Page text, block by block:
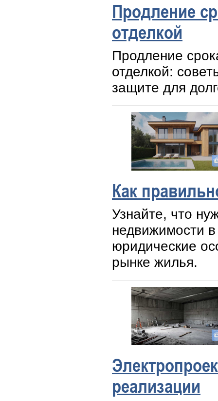
Продление
отделкой
Продление
отделкой:
защите для
Как
Узнайте, что
недвижимости
юридические
рынке жилья.
реализации